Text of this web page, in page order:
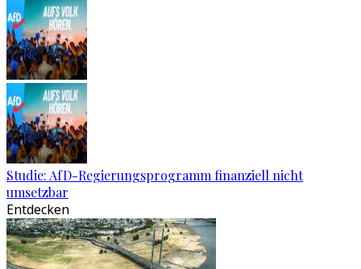
Studie: AfD-Regierungsprogramm finanziell nicht
umsetzbar
Entdecken